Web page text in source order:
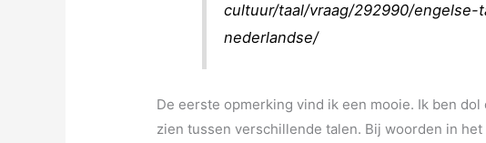
cultuur/taal/vraag/292990/
nederlandse/
De eerste opmerking vind ik een mooie. Ik ben
zien tussen verschillende talen. Bij woorden in